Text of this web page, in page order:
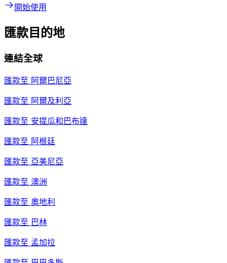
開始使用
匯款目的地
連結全球
匯款至 阿爾巴尼亞
匯款至 阿爾及利亞
匯款至 安提瓜和巴布達
匯款至 阿根廷
匯款至 亞美尼亞
匯款至 澳洲
匯款至 奧地利
匯款至 巴林
匯款至 孟加拉